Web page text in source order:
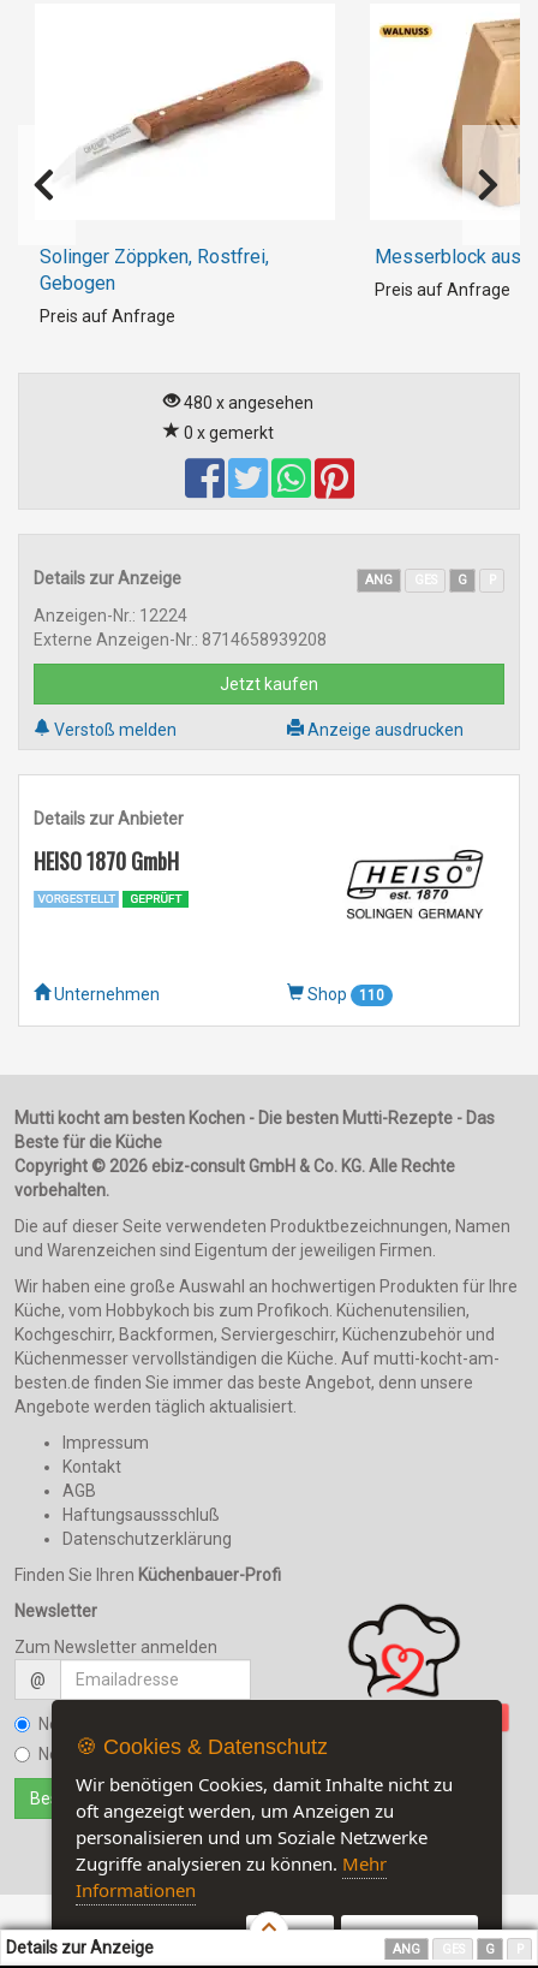
Solinger Zöppken, Rostfrei,
Gebogen
Preis auf Anfrage
Messerblock aus
Preis auf Anfrage
480 x angesehen
0 x gemerkt
Details zur Anzeige ANG G
Anzeigen-Nr.: 12224
Externe Anzeigen-Nr.: 8714658939208
Jetzt kaufen
Verstoß melden Anzeige ausdrucken
Details zur Anbieter
HEISO 1870 GmbH
Unternehmen Shop 110
Details zur Anzeige ANG G
Mutti kocht am besten Kochen - Die besten Mutti-Rezepte - Das
Beste für die Küche
Copyright © 2026 ebiz-consult GmbH & Co. KG. Alle Rechte
vorbehalten.
Die auf dieser Seite verwendeten Produktbezeichnungen, Namen
und Warenzeichen sind Eigentum der jeweiligen Firmen.
Wir haben eine große Auswahl an hochwertigen Produkten für Ihre
Küche, vom Hobbykoch bis zum Profikoch. Küchenutensilien,
Kochgeschirr, Backformen, Serviergeschirr, Küchenzubehör und
Küchenmesser vervollständigen die Küche. Auf mutti-kocht-am-
besten.de finden Sie immer das beste Angebot, denn unsere
Angebote werden täglich aktualisiert.
Impressum
Kontakt
AGB
Haftungsaussschluß
Datenschutzerklärung
Finden Sie Ihren Küchenbauer-Profi
Newsletter
Zum Newsletter anmelden
@
Newsletter bestellen
Newsletter kündigen
🍪 Cookies & Datenschutz
Wir benötigen Cookies, damit Inhalte nicht zu
oft angezeigt werden, um Anzeigen zu
personalisieren und um Soziale Netzwerke
Zugriffe analysieren zu können. Mehr
Informationen
Akzeptieren Customise Cookies